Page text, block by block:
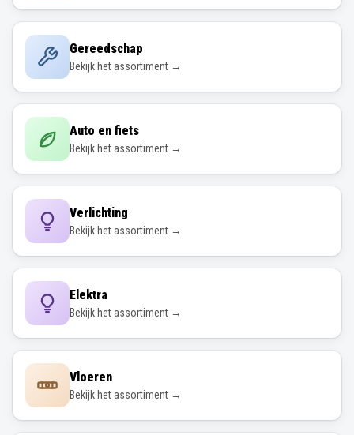
Gereedschap
Bekijk het assortiment →
Auto en fiets
Bekijk het assortiment →
Verlichting
Bekijk het assortiment →
Elektra
Bekijk het assortiment →
Vloeren
Bekijk het assortiment →